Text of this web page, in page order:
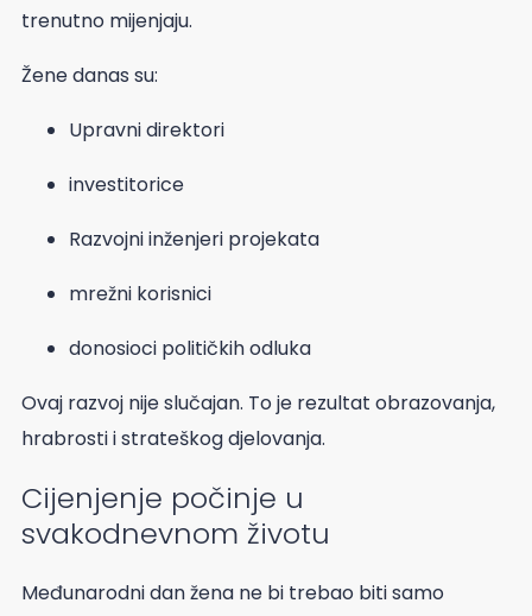
trenutno mijenjaju.
Žene danas su:
Upravni direktori
investitorice
Razvojni inženjeri projekata
mrežni korisnici
donosioci političkih odluka
Ovaj razvoj nije slučajan. To je rezultat obrazovanja,
hrabrosti i strateškog djelovanja.
Cijenjenje počinje u
svakodnevnom životu
Međunarodni dan žena ne bi trebao biti samo